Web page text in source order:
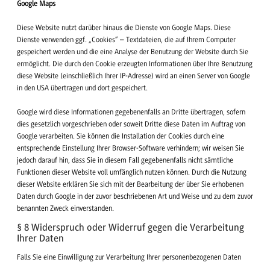
Google Maps
Diese Website nutzt darüber hinaus die Dienste von Google Maps. Diese
Dienste verwenden ggf. „Cookies“ – Textdateien, die auf Ihrem Computer
gespeichert werden und die eine Analyse der Benutzung der Website durch Sie
ermöglicht. Die durch den Cookie erzeugten Informationen über Ihre Benutzung
diese Website (einschließlich Ihrer IP-Adresse) wird an einen Server von Google
in den USA übertragen und dort gespeichert.
Google wird diese Informationen gegebenenfalls an Dritte übertragen, sofern
dies gesetzlich vorgeschrieben oder soweit Dritte diese Daten im Auftrag von
Google verarbeiten. Sie können die Installation der Cookies durch eine
entsprechende Einstellung Ihrer Browser-Software verhindern; wir weisen Sie
jedoch darauf hin, dass Sie in diesem Fall gegebenenfalls nicht sämtliche
Funktionen dieser Website voll umfänglich nutzen können. Durch die Nutzung
dieser Website erklären Sie sich mit der Bearbeitung der über Sie erhobenen
Daten durch Google in der zuvor beschriebenen Art und Weise und zu dem zuvor
benannten Zweck einverstanden.
§ 8 Widerspruch oder Widerruf gegen die Verarbeitung
Ihrer Daten
Falls Sie eine Einwilligung zur Verarbeitung Ihrer personenbezogenen Daten